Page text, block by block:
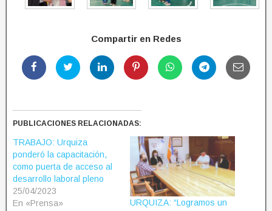
Compartir en Redes
PUBLICACIONES RELACIONADAS:
TRABAJO: Urquiza
ponderó la capacitación,
como puerta de acceso al
desarrollo laboral pleno
25/04/2023
En «Prensa»
URQUIZA: “Logramos un